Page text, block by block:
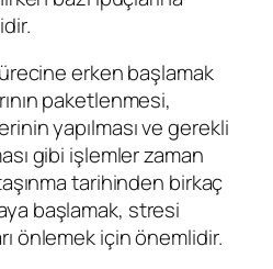
erken başlamak
paketlenmesi,
yapılması ve gerekli
gibi işlemler zaman
tarihinden birkaç
başlamak, stresi
önlemek için önemlidir.